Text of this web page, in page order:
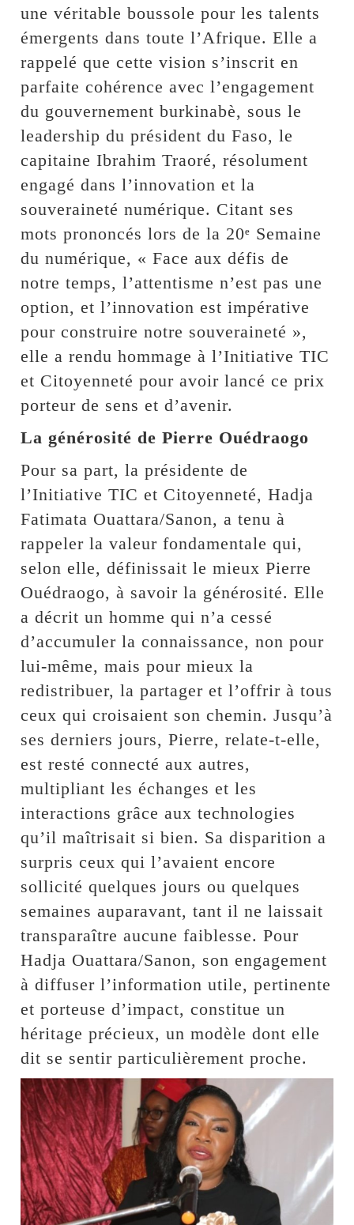
une véritable boussole pour les talents
émergents dans toute l’Afrique. Elle a
rappelé que cette vision s’inscrit en
parfaite cohérence avec l’engagement
du gouvernement burkinabè, sous le
leadership du président du Faso, le
capitaine Ibrahim Traoré, résolument
engagé dans l’innovation et la
souveraineté numérique. Citant ses
mots prononcés lors de la 20ᵉ Semaine
du numérique, « Face aux défis de
notre temps, l’attentisme n’est pas une
option, et l’innovation est impérative
pour construire notre souveraineté »,
elle a rendu hommage à l’Initiative TIC
et Citoyenneté pour avoir lancé ce prix
porteur de sens et d’avenir.
La générosité de Pierre Ouédraogo
Pour sa part, la présidente de
l’Initiative TIC et Citoyenneté, Hadja
Fatimata Ouattara/Sanon, a tenu à
rappeler la valeur fondamentale qui,
selon elle, définissait le mieux Pierre
Ouédraogo, à savoir la générosité. Elle
a décrit un homme qui n’a cessé
d’accumuler la connaissance, non pour
lui-même, mais pour mieux la
redistribuer, la partager et l’offrir à tous
ceux qui croisaient son chemin. Jusqu’à
ses derniers jours, Pierre, relate-t-elle,
est resté connecté aux autres,
multipliant les échanges et les
interactions grâce aux technologies
qu’il maîtrisait si bien. Sa disparition a
surpris ceux qui l’avaient encore
sollicité quelques jours ou quelques
semaines auparavant, tant il ne laissait
transparaître aucune faiblesse. Pour
Hadja Ouattara/Sanon, son engagement
à diffuser l’information utile, pertinente
et porteuse d’impact, constitue un
héritage précieux, un modèle dont elle
dit se sentir particulièrement proche.